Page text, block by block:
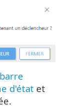
barre
d'état et